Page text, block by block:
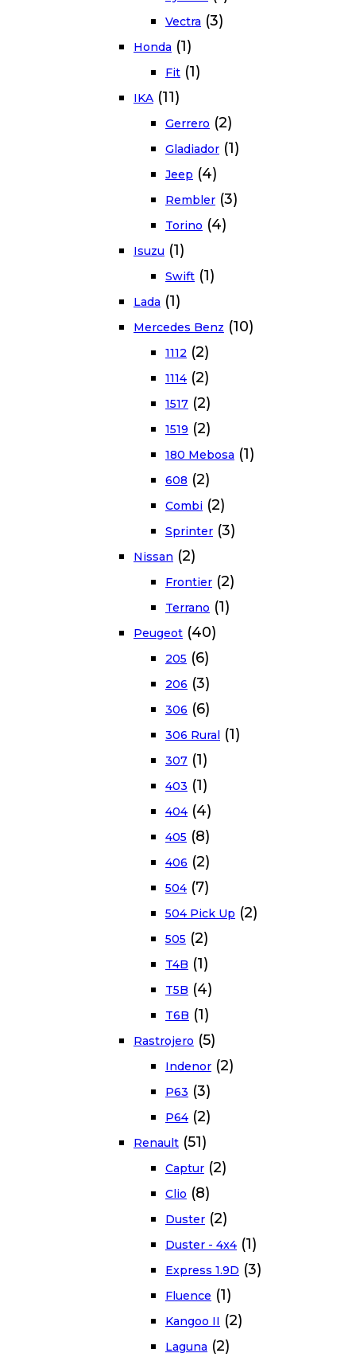
Vectra (3)
Honda (1)
Fit (1)
IKA (11)
Gerrero (2)
Gladiador (1)
Jeep (4)
Rembler (3)
Torino (4)
Isuzu (1)
Swift (1)
Lada (1)
Mercedes Benz (10)
1112 (2)
1114 (2)
1517 (2)
1519 (2)
180 Mebosa (1)
608 (2)
Combi (2)
Sprinter (3)
Nissan (2)
Frontier (2)
Terrano (1)
Peugeot (40)
205 (6)
206 (3)
306 (6)
306 Rural (1)
307 (1)
403 (1)
404 (4)
405 (8)
406 (2)
504 (7)
504 Pick Up (2)
505 (2)
T4B (1)
T5B (4)
T6B (1)
Rastrojero (5)
Indenor (2)
P63 (3)
P64 (2)
Renault (51)
Captur (2)
Clio (8)
Duster (2)
Duster - 4x4 (1)
Express 1.9D (3)
Fluence (1)
Kangoo II (2)
Laguna (2)